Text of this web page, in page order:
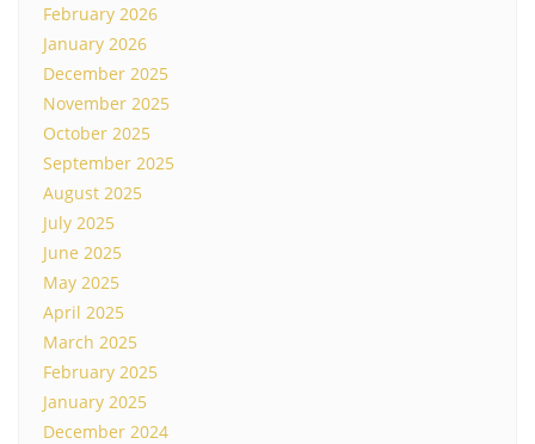
February 2026
January 2026
December 2025
November 2025
October 2025
September 2025
August 2025
July 2025
June 2025
May 2025
April 2025
March 2025
February 2025
January 2025
December 2024